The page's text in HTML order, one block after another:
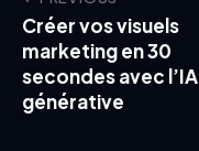
Créer vos visuels
marketing en 30
secondes avec l’IA
générative